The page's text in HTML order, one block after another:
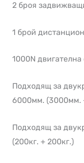
2 броя
1 брой
1000N двигателна
Подходящ за
6000мм. (3000мм.
Подходящ за
(200кг. + 200кг.)